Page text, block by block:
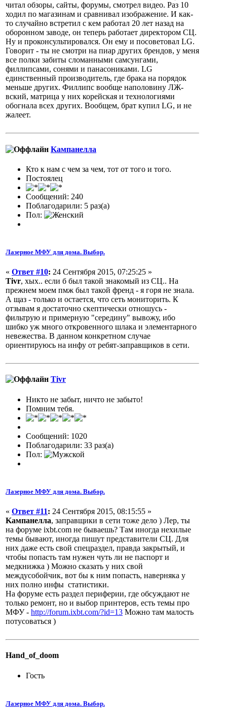
читал обзоры, сайты, форумы, смотрел видео. Раз 10
ходил по магазинам и сравнивал изображение. И как-
то случайно встретил с кем работал 20 лет назад на
оборонном заводе, он теперь работает директором СЦ.
Ну и проконсультировался. Он ему и посоветовал LG.
Говорит - ты не смотри на пиар других брендов, у меня
все полки забиты сломанными самсунгами,
филлипсами, сонями и панасониками. LG
единственный производитель, где брака на порядок
меньше других. Филлипс вообще наполовину ЛЖ-
вский, матрица у них корейская и технологиями
обогнала всех других. Вообщем, брат купил LG, и не
жалеет.
Kампанелла
Кто к нам с чем за чем, тот от того и того.
Постоялец
Сообщений: 240
Поблагодарили: 5 раз(а)
Пол:
Лазерное МФУ для дома. Выбор.
« Ответ #10: 24 Сентября 2015, 07:25:25 »
Tivr, хых.. если б был такой знакомый из СЦ.. На
прежнем моем пмж был такой френд - я горя не знала.
А щаз - только и остается, что сеть мониторить. К
отзывам я достаточно скептически отношусь -
фильтрую и примерную "середину" вывожу, ибо
шибко уж много откровенного шлака и элементарного
невежества. В данном конкретном случае
ориентируюсь на инфу от ребят-заправщиков в сети.
Tivr
Никто не забыт, ничто не забыто!
Помним тебя.
Сообщений: 1020
Поблагодарили: 33 раз(а)
Пол:
Лазерное МФУ для дома. Выбор.
« Ответ #11: 24 Сентября 2015, 08:15:55 »
Kампанелла, заправщики в сети тоже дело ) Лер, ты
на форуме ixbt.com не бываешь? Там иногда нехилые
темы бывают, иногда пишут представители СЦ. Для
них даже есть свой спецраздел, правда закрытый, и
чтобы попасть там нужен чуть ли не паспорт и
медкнижка ) Можно сказать у них свой
междусобойчик, вот бы к ним попасть, наверняка у
них полно инфы статистики.
На форуме есть раздел периферии, где обсуждают не
только ремонт, но и выбор принтеров, есть темы про
МФУ - http://forum.ixbt.com/?id=13 Можно там малость
потусоваться )
Hand_of_doom
Гость
Лазерное МФУ для дома. Выбор.